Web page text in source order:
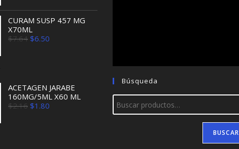
era:
$2.16.
es:
$1.80.
CURAM SUSP 457 MG
X70ML
$7.64 El
precio
$6.50
ACETAGEN JARABE
160MG/5ML X60 ML
$2.16 El
precio
$1.80
Búsqueda
BUSCAR